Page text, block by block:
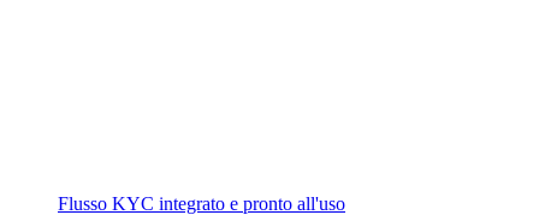
Flusso KYC integrato e pronto all'uso